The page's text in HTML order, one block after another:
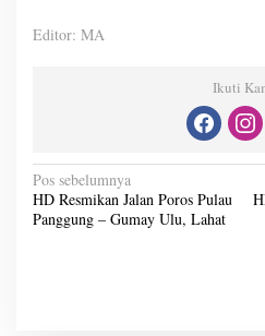
Editor: MA
Ikuti
N
a
Pos sebelumnya
HD Resmikan Jalan Poros Pulau
Panggung – Gumay Ulu, Lahat